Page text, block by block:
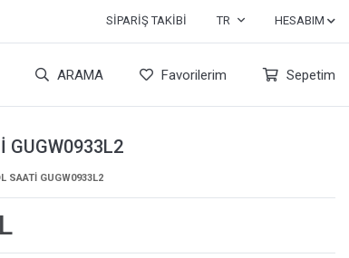
SIPARIŞ TAKIBI TR HESABIM
ARAMA Favorilerim Sepetim
GUGW0933L2
SAATİ GUGW0933L2